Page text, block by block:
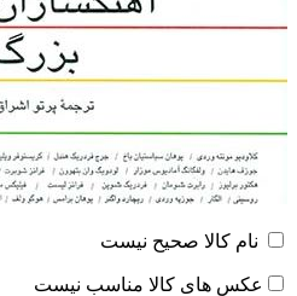
نام کالا صحیح نیست
عکس های کالا مناسب نیست